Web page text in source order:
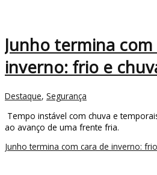
Junho termina
inverno: frio e
Destaque, Segurança
Tempo instável com chuva e
ao avanço de uma frente fria.
Junho termina com cara de inverno: